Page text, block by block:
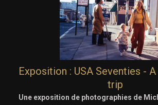
Exposition : USA Seventies -
trip
Une exposition de photographies de